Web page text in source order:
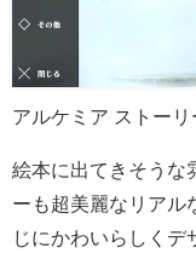
アルケミア ストーリ
絵本に出てきそうな
ーも超美麗なリアル
じにかわいらしくデ